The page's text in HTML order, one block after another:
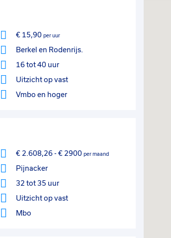
€ 15,90 per uur
Berkel en Rodenrijs.
16 tot 40 uur
Uitzicht op vast
Vmbo en hoger
€ 2.608,26- € 2900 per maand
Pijnacker
32 tot 35 uur
Uitzicht op vast
Mbo